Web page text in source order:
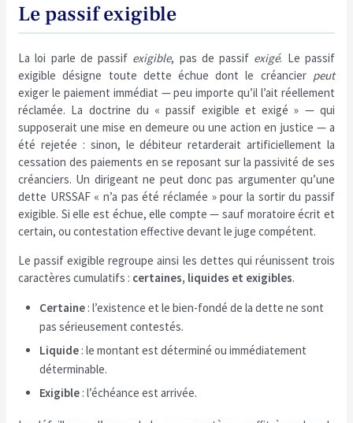
Le passif exigible
La loi parle de passif exigible, pas de passif exigé. Le passif
exigible désigne toute dette échue dont le créancier peut
exiger le paiement immédiat — peu importe qu’il l’ait réellement
réclamée. La doctrine du « passif exigible et exigé » — qui
supposerait une mise en demeure ou une action en justice — a
été rejetée : sinon, le débiteur retarderait artificiellement la
cessation des paiements en se reposant sur la passivité de ses
créanciers. Un dirigeant ne peut donc pas argumenter qu’une
dette URSSAF « n’a pas été réclamée » pour la sortir du passif
exigible. Si elle est échue, elle compte — sauf moratoire écrit et
certain, ou contestation effective devant le juge compétent.
Le passif exigible regroupe ainsi les dettes qui réunissent trois
caractères cumulatifs : certaines, liquides et exigibles.
Certaine : l’existence et le bien-fondé de la dette ne sont
pas sérieusement contestés.
Liquide : le montant est déterminé ou immédiatement
déterminable.
Exigible : l’échéance est arrivée.